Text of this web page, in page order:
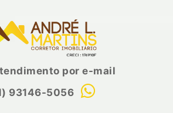
por e-mail
93146-5056